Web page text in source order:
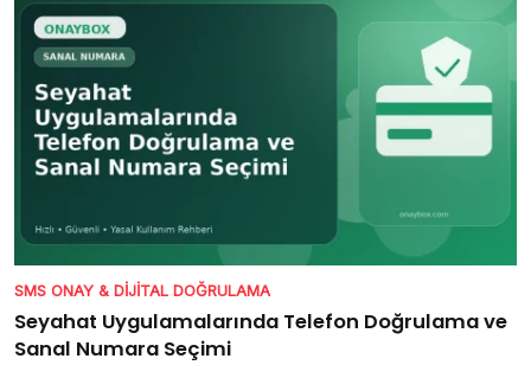
SMS ONAY & DIJITAL DOĞRULAMA
Seyahat Uygulamalarında Telefon Doğrulama ve
Sanal Numara Seçimi